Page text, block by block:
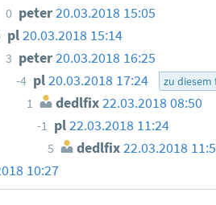
0 peter20.03.2018 15:05
pl20.03.2018 15:14
3 peter20.03.2018 16:25
-4 pl20.03.2018 17:24 zu
1 dedlfix22.03.2018 08:50
-1 pl22.03.2018 11:24
5 dedlfix22.03.2018
10:27